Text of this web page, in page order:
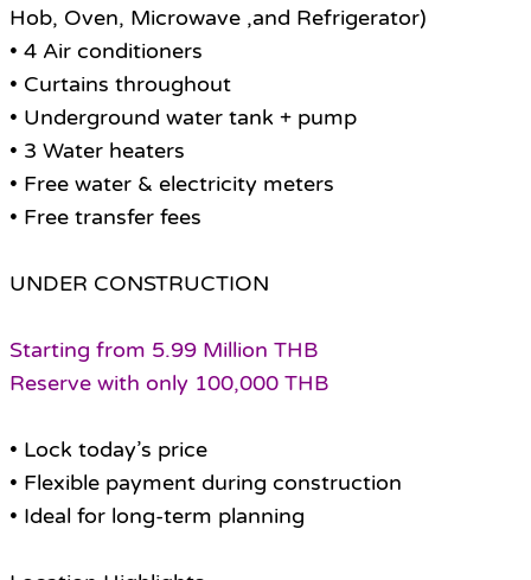
Hob, Oven, Microwave ,and Refrigerator)
• 4 Air conditioners
• Curtains throughout
• Underground water tank + pump
• 3 Water heaters
• Free water & electricity meters
• Free transfer fees
UNDER CONSTRUCTION
Starting from 5.99 Million THB
Reserve with only 100,000 THB
• Lock today’s price
• Flexible payment during construction
• Ideal for long-term planning